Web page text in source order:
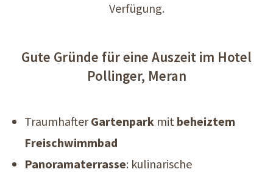
Verfügung.
Gute Gründe für eine Auszeit im Hotel
Pollinger, Meran
TraumhafterGartenpark mit beheiztem
Freischwimmbad
Panoramaterrasse: kulinarische